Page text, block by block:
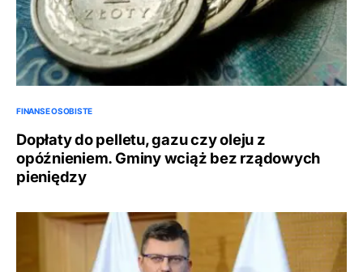
FINANSE OSOBISTE
Dopłaty do pelletu, gazu czy oleju z
opóźnieniem. Gminy wciąż bez rządowych
pieniędzy